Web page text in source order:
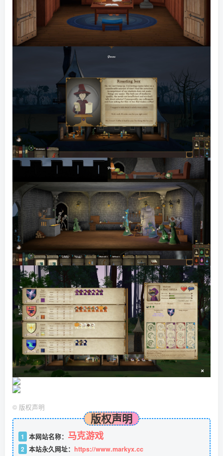
© 版权声明
版权声明
1 本网站名称： 马克游戏
2 本站永久网址： https://www.markyx.cc